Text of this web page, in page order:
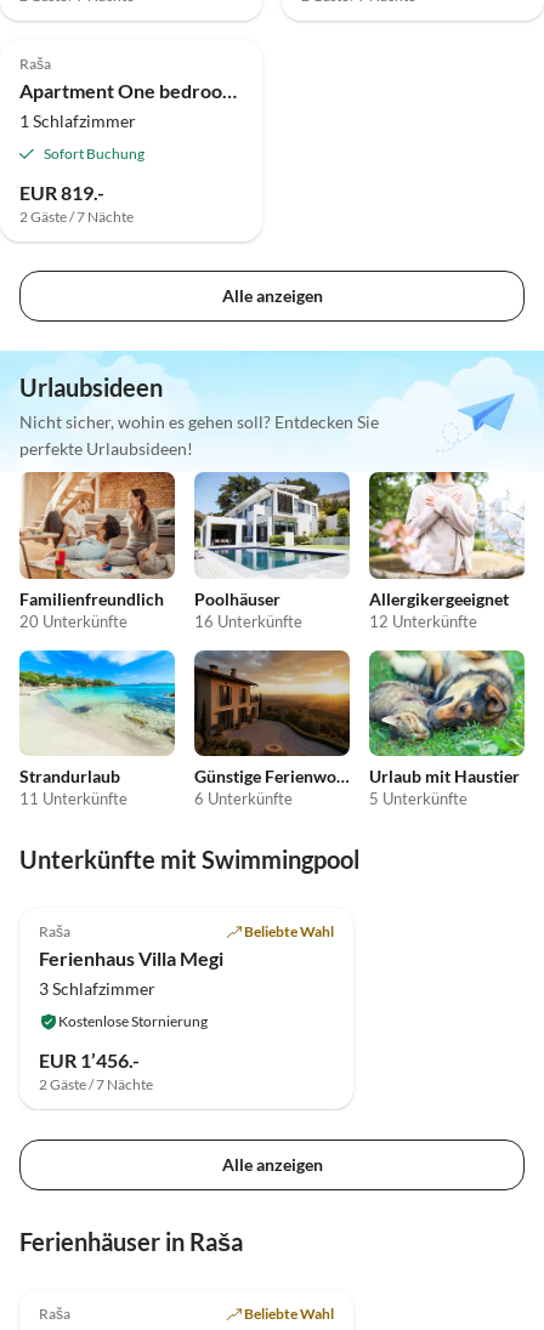
Raša
Apartment One bedroom apartment with terrace Presika, Labin A-7390-c
1 Schlafzimmer
Sofort Buchung
EUR 819.-
2 Gäste / 7 Nächte
Alle anzeigen
Urlaubsideen
Nicht sicher, wohin es gehen soll? Entdecken Sie
perfekte Urlaubsideen!
Familienfreundlich
20 Unterkünfte
Poolhäuser
16 Unterkünfte
Allergikergeeignet
12 Unterkünfte
Strandurlaub
11 Unterkünfte
Günstige Ferienwohnungen
6 Unterkünfte
Urlaub mit Haustier
5 Unterkünfte
Unterkünfte mit Swimmingpool
Raša Beliebte Wahl
Ferienhaus Villa Megi
3 Schlafzimmer
Kostenlose Stornierung
EUR 1’456.-
2 Gäste / 7 Nächte
Alle anzeigen
Ferienhäuser in Raša
Raša Beliebte Wahl